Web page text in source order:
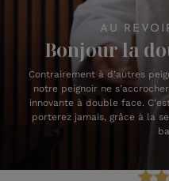
AU
Bonjour la
Contrairement à d’autres
notre peignoir ne
innovante à double face.
porterez jamais, grâce à la